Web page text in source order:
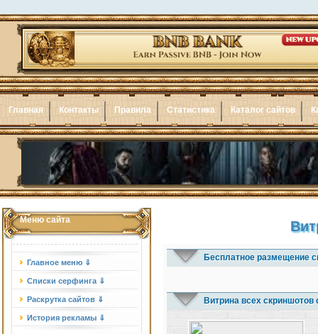
Главная Контакты Правила Статистика Каталог сайтов
Меню сайта
Главное меню ⇓
Списки серфинга ⇓
Раскрутка сайтов ⇓
История рекламы ⇓
Бесплатное размещение
Витрина всех скриншотов